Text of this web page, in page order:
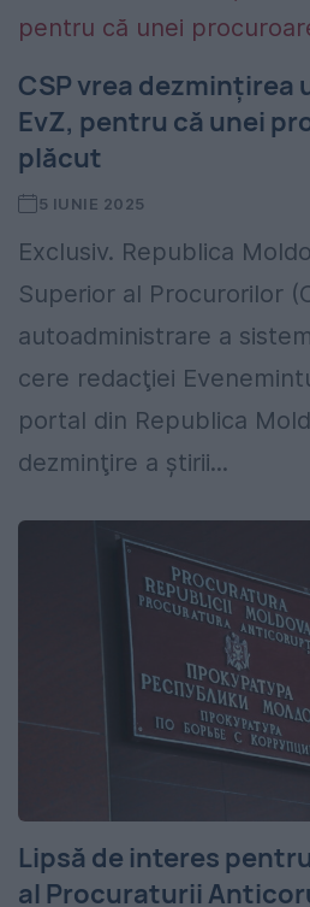
CSP vrea dezmințirea
EvZ, pentru că unei
plăcut
5 IUNIE 2025
Exclusiv. Republica
Superior al Procurorilor
autoadministrare a
cere redacţiei
portal din Republica
dezminţire a știrii...
Lipsă de interes
al Procuraturii